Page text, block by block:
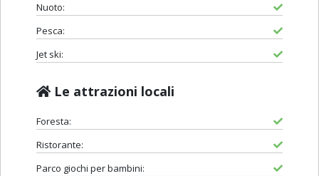
Nuoto:
Pesca:
Jet ski:
Le attrazioni locali
Foresta:
Ristorante:
Parco giochi per bambini: